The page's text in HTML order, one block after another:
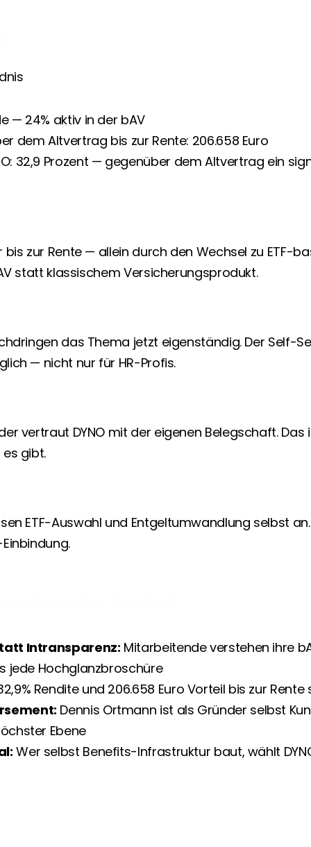
— 24% aktiv in der bAV
dem Altvertrag bis zur Rente: 206.658 Euro
32,9 Prozent — gegenüber dem Altvertrag ein
bis zur Rente — allein durch den Wechsel zu ETF-
statt klassischem Versicherungsprodukt.
das Thema jetzt eigenständig. Der Self-
— nicht nur für HR-Profis.
vertraut DYNO mit der eigenen Belegschaft.
gibt.
ETF-Auswahl und Entgeltumwandlung selbst
Intransparenz: Mitarbeitende verstehen ihre
jede Hochglanzbroschüre
Rendite und 206.658 Euro Vorteil bis zur
Dennis Ortmann ist als Gründer selbst
Ebene
Wer selbst Benefits-Infrastruktur baut, wählt